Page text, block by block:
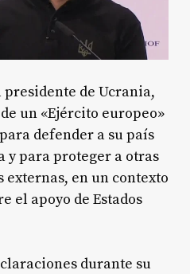
de Ucrania,
un «Ejército europeo»
defender a su país
y para proteger a otras
externas, en un contexto
el apoyo de Estados
durante su